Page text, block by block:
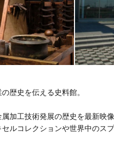
歴史を伝える史料館。
加工技術発展の歴史を最新映
ルコレクションや世界中のスプ